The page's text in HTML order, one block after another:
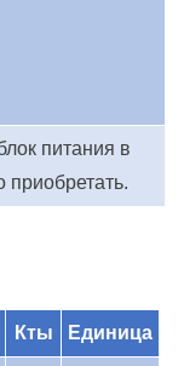
питания в
приобретать.
Кты Единица